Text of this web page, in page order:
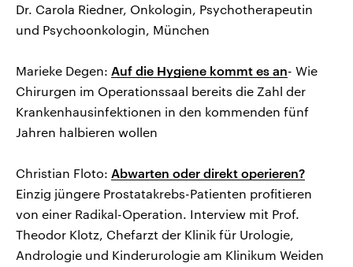
Dr. Carola Riedner, Onkologin, Psychotherapeutin
und Psychoonkologin, München
Marieke Degen: Auf die Hygiene kommt es an- Wie
Chirurgen im Operationssaal bereits die Zahl der
Krankenhausinfektionen in den kommenden fünf
Jahren halbieren wollen
Christian Floto: Abwarten oder direkt operieren?
Einzig jüngere Prostatakrebs-Patienten profitieren
von einer Radikal-Operation. Interview mit Prof.
Theodor Klotz, Chefarzt der Klinik für Urologie,
Andrologie und Kinderurologie am Klinikum Weiden